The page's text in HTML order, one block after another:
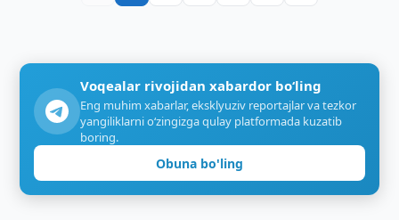
Voqealar rivojidan xabardor bo‘ling
Eng muhim xabarlar, eksklyuziv reportajlar va tezkor
yangiliklarni o‘zingizga qulay platformada kuzatib
boring.
Obuna bo'ling